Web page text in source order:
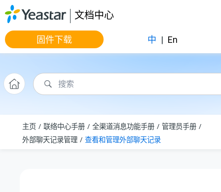
跳转到主要内容
文档中心
固件下载 中 | En
主页 联络中心手册 全渠道消息功能手册
管理员手册
外部聊天记录管理
查看和管理外部聊天记录